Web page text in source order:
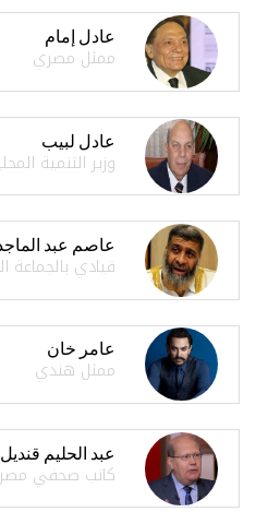
عادل إمام
ممثل مصري
عادل لبيب
وزير التنمية
عاصم عبد
قيادي بالجماعة
عامر خان
ممثل هندي
عبد الحليم قنديل
كاتب صحفي